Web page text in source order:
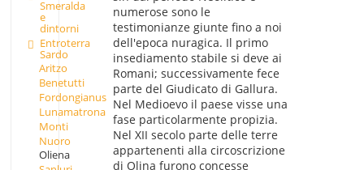
Smeralda
e
dintorni
Entroterra
Sardo
Aritzo
Benetutti
Fordongianus
Lunamatrona
Monti
Nuoro
Oliena
numerose sono le
testimonianze giunte fino a noi
dell'epoca nuragica. Il primo
insediamento stabile si deve ai
Romani; successivamente fece
parte del Giudicato di Gallura.
Nel Medioevo il paese visse una
fase particolarmente propizia.
Nel XII secolo parte delle terre
appartenenti alla circoscrizione
di Olina furono concesse